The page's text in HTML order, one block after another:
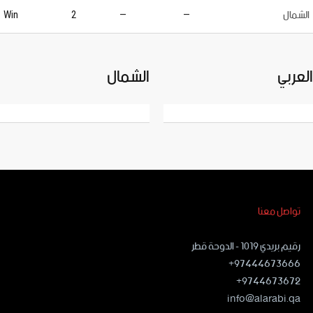
الشمال —
—
2
Win
العربي الشمال
تواصل معنا
رقيم بريدي ١٠١٩ - الدوحة قطر
97444673666+
9744673672+
info@alarabi.qa